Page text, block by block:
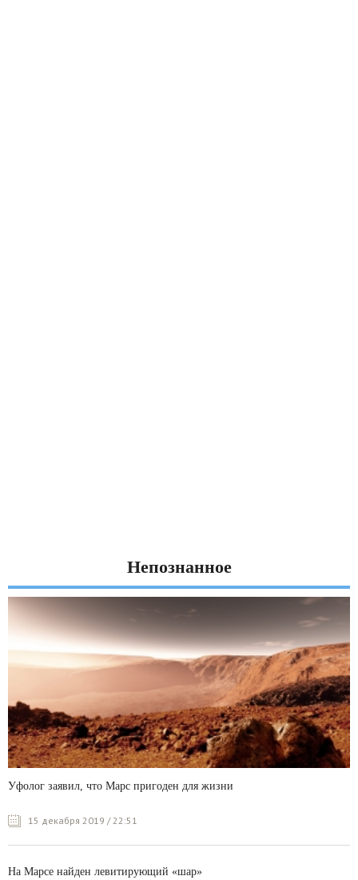
Непознанное
Уфолог заявил, что Марс пригоден для жизни
15 декабря 2019 / 22:51
На Марсе найден левитирующий «шар»